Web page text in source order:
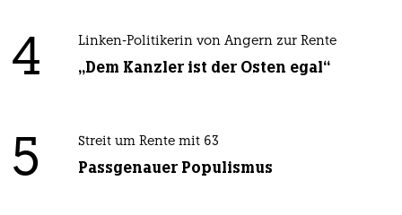
4 Linken-Politikerin von Angern zur Rente
„Dem Kanzler ist der Osten egal“
5 Streit um Rente mit 63
Passgenauer Populismus